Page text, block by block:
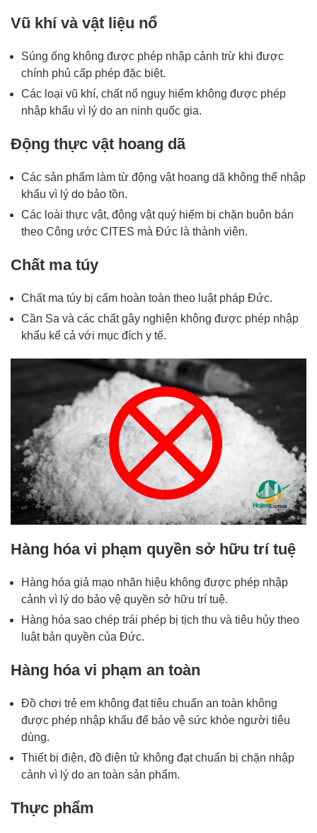
Vũ khí và vật liệu nổ
Súng ống không được phép nhập cảnh trừ khi được
chính phủ cấp phép đặc biệt.
Các loại vũ khí, chất nổ nguy hiểm không được phép
nhập khẩu vì lý do an ninh quốc gia.
Động thực vật hoang dã
Các sản phẩm làm từ động vật hoang dã không thể nhập
khẩu vì lý do bảo tồn.
Các loài thực vật, động vật quý hiếm bị chặn buôn bán
theo Công ước CITES mà Đức là thành viên.
Chất ma túy
Chất ma túy bị cấm hoàn toàn theo luật pháp Đức.
Cần Sa và các chất gây nghiện không được phép nhập
khẩu kể cả với mục đích y tế.
Hàng hóa vi phạm quyền sở hữu trí tuệ
Hàng hóa giả mạo nhãn hiệu không được phép nhập
cảnh vì lý do bảo vệ quyền sở hữu trí tuệ.
Hàng hóa sao chép trái phép bị tịch thu và tiêu hủy theo
luật bản quyền của Đức.
Hàng hóa vi phạm an toàn
Đồ chơi trẻ em không đạt tiêu chuẩn an toàn không
được phép nhập khẩu để bảo vệ sức khỏe người tiêu
dùng.
Thiết bị điện, đồ điện tử không đạt chuẩn bị chặn nhập
cảnh vì lý do an toàn sản phẩm.
Thực phẩm